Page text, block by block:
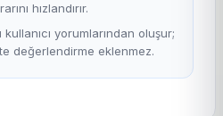
hızlandırır.
yorumlarından oluşur;
değerlendirme eklenmez.